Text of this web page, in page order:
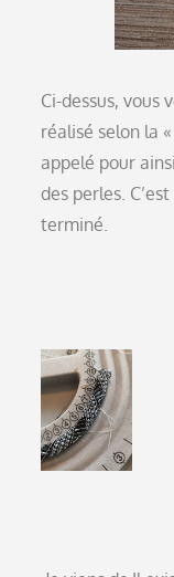
Ci-dessus, vous
réalisé selon la
appelé pour
des perles.
terminé.